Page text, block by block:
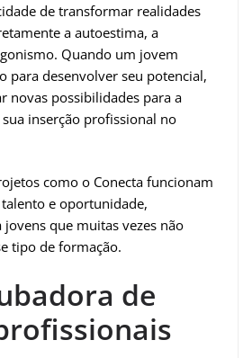
de transformar realidades
a autoestima, a
Quando um jovem
para desenvolver seu potencial,
novas possibilidades para a
inserção profissional no
como o Conecta funcionam
e oportunidade,
que muitas vezes não
tipo de formação.
de